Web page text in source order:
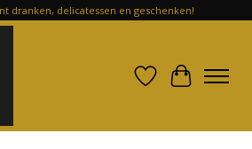
dranken, delicatessen en geschenken!
Verlanglijst